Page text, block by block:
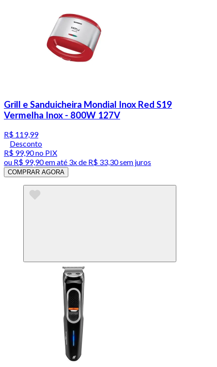
Grill e Sanduicheira Mondial Inox Red S19
Vermelha Inox - 800W 127V
R$ 119,99
Desconto
R$ 99,90no PIX
ou R$ 99,90em até 3x de R$ 33,30 sem juros
COMPRAR AGORA